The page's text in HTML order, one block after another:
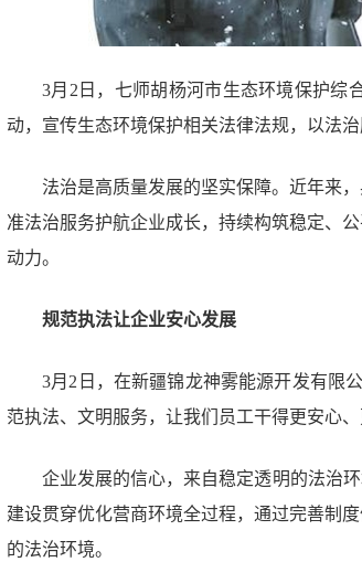
3月2日，七师胡杨河市生态环境保护综
动，宣传生态环境保护相关法律法规，以法
法治是高质量发展的坚实保障。近年来
准法治服务护航企业成长，持续构筑稳定、
动力。
规范执法让企业安心发展
3月2日，在新疆锦龙神雾能源开发有限
范执法、文明服务，让我们员工干得更安心
企业发展的信心，来自稳定透明的法治
建设贯穿优化营商环境全过程，通过完善制
的法治环境。